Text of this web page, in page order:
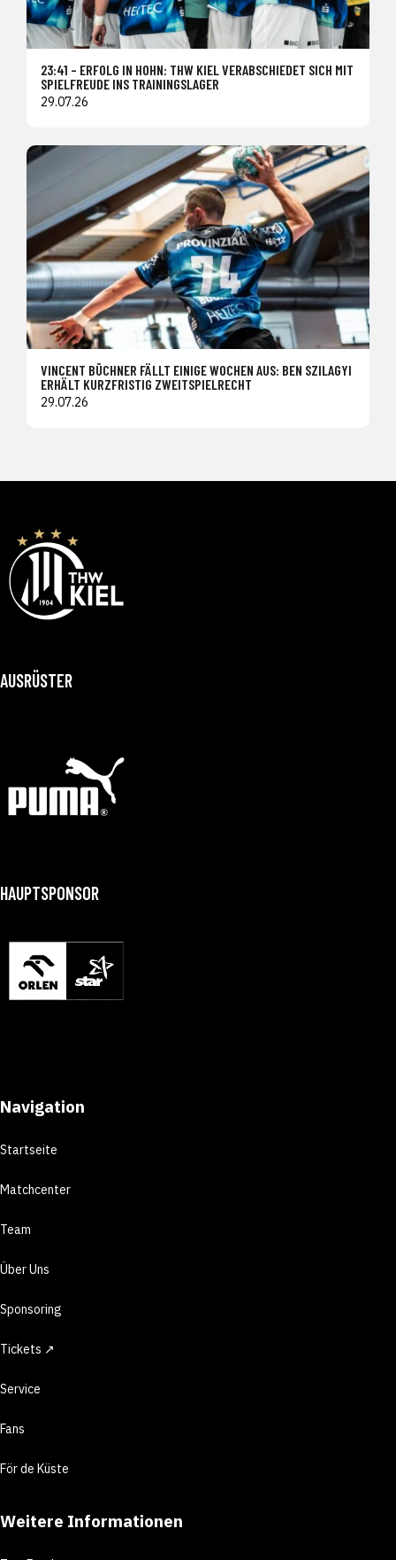
23:41 – ERFOLG IN HOHN: THW KIEL VERABSCHIEDET SICH MIT
SPIELFREUDE INS TRAININGSLAGER
29.07.26
VINCENT BÜCHNER FÄLLT EINIGE WOCHEN AUS: BEN SZILAGYI
ERHÄLT KURZFRISTIG ZWEITSPIELRECHT
29.07.26
AUSRÜSTER
HAUPTSPONSOR
Navigation
Startseite
Matchcenter
Team
Über Uns
Sponsoring
Tickets ↗
Service
Fans
För de Küste
Weitere Informationen